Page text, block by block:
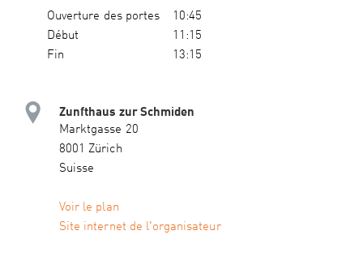
Ouverture des portes
10:45
Début
11:15
Fin
13:15
Zunfthaus zur Schmiden
Marktgasse 20
8001 Zürich
Suisse
Voir le plan
Site internet de l'organisateur